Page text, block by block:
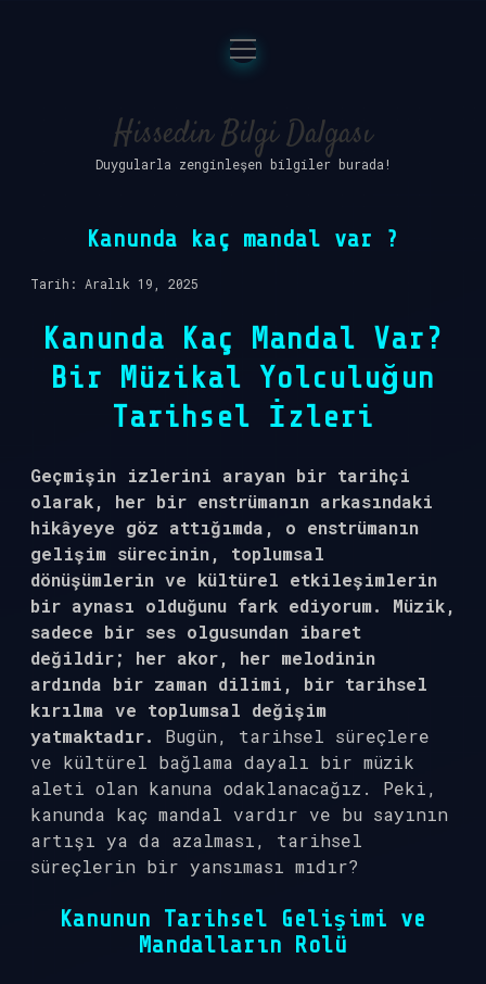
Anasayfa
Gizlilik Politikası
Yasal Uyarı
Hakkımızda
menüyü
aç
Hissedin Bilgi Dalgası
Duygularla zenginleşen bilgiler burada!
Kanunda kaç mandal var ?
Tarih: Aralık 19, 2025
Kanunda Kaç Mandal Var?
Bir Müzikal Yolculuğun
Tarihsel İzleri
Geçmişin izlerini arayan bir tarihçi
olarak, her bir enstrümanın arkasındaki
hikâyeye göz attığımda, o enstrümanın
gelişim sürecinin, toplumsal
dönüşümlerin ve kültürel etkileşimlerin
bir aynası olduğunu fark ediyorum. Müzik,
sadece bir ses olgusundan ibaret
değildir; her akor, her melodinin
ardında bir zaman dilimi, bir tarihsel
kırılma ve toplumsal değişim
yatmaktadır.
Bugün, tarihsel süreçlere
ve kültürel bağlama dayalı bir müzik
aleti olan kanuna odaklanacağız. Peki,
kanunda kaç mandal vardır ve bu sayının
artışı ya da azalması, tarihsel
süreçlerin bir yansıması mıdır?
Kanunun Tarihsel Gelişimi ve
Mandalların Rolü